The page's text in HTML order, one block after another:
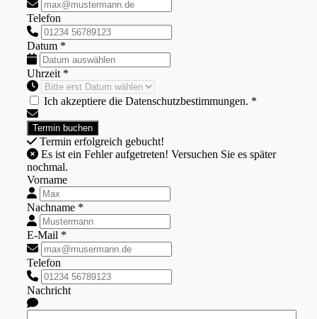
Telefon
Datum *
Uhrzeit *
Ich akzeptiere die Datenschutzbestimmungen. *
Termin erfolgreich gebucht!
nochmal.
Vorname
Nachname *
E-Mail *
Telefon
Nachricht